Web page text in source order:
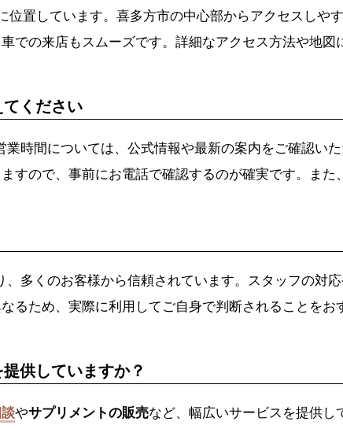
位置しています。喜多方市の中心部からアクセスしや
での来店もスムーズです。詳細なアクセス方法や地
ください
業時間については、公式情報や最新の案内をご確認い
すので、事前にお電話で確認するのが確実です。ま
、多くのお客様から信頼されています。スタッフの対
るため、実際に利用してご自身で判断されることを
供していますか？
やサプリメントの販売など、幅広いサービスを提供